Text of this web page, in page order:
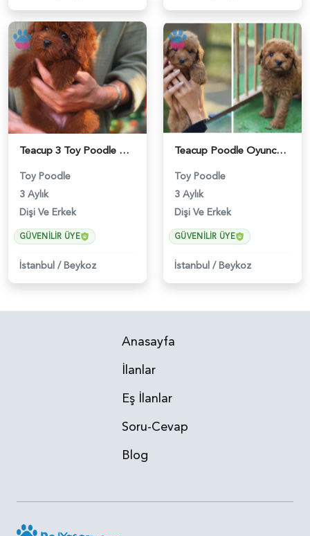
Teacup 3 Toy Poodle Dişi ve Erkek Yavru - 5963
Toy Poodle
3 Aylık
Dişi Ve Erkek
GÜVENILIR ÜYE
İstanbul /Beykoz
Teacup Poodle Oyuncu Yavrularımız - 5966
Toy Poodle
3 Aylık
Dişi Ve Erkek
GÜVENILIR ÜYE
İstanbul /Beykoz
Anasayfa
İlanlar
Eş İlanlar
Soru-Cevap
Blog